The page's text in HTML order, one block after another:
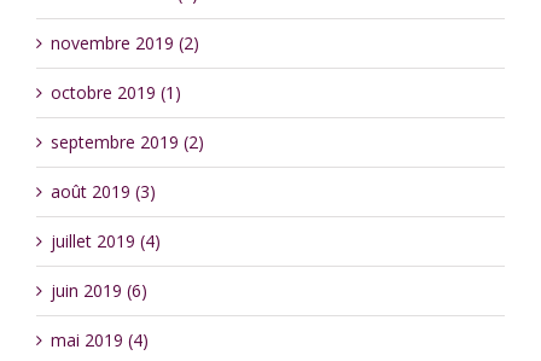
novembre 2019 (2)
octobre 2019 (1)
septembre 2019 (2)
août 2019 (3)
juillet 2019 (4)
juin 2019 (6)
mai 2019 (4)